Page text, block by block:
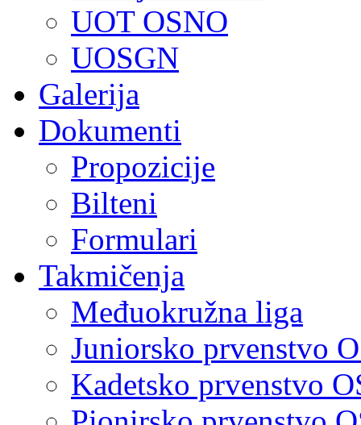
UOT OSNO
UOSGN
Galerija
Dokumenti
Propozicije
Bilteni
Formulari
Takmičenja
Međuokružna liga
Juniorsko prvenstvo
Kadetsko prvenstvo